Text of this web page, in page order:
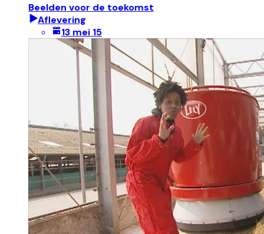
Beelden voor de toekomst
Aflevering
13 mei 15